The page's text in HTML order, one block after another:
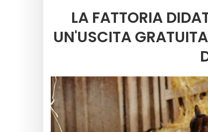
LA FATTORIA
UN'USCITA